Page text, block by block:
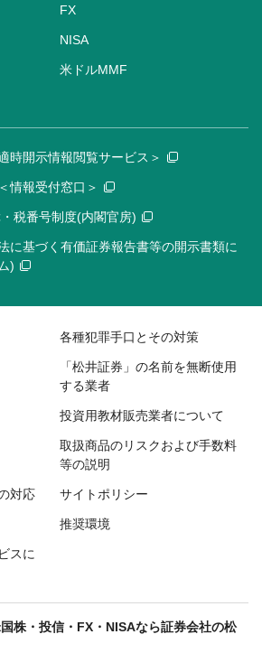
FX
NISA
米ドルMMF
時開示情報閲覧サービス＞
情報受付窓口＞
税番号制度(内閣官房)
に基づく有価証券報告書等の開示書類に
)
各種犯罪手口とその対策
「松井証券」の名前を無断使用
する業者
投資用教材販売業者について
取扱商品のリスクおよび手数料
等の説明
対応 サイトポリシー
推奨環境
スに
株・投信・FX・NISAなら証券会社の松